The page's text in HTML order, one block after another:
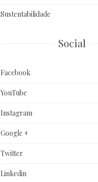
Sustentabilidade
Social
Facebook
YouTube
Instagram
Google +
Twitter
Linkedin